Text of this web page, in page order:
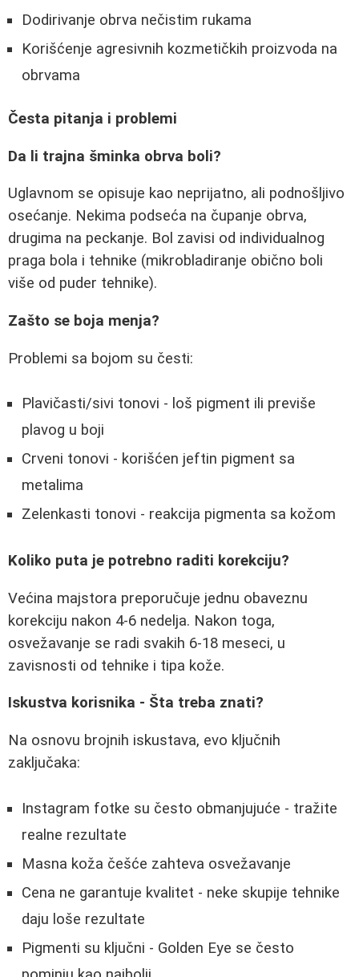
Dodirivanje obrva nečistim rukama
Korišćenje agresivnih kozmetičkih proizvoda na
obrvama
Česta pitanja i problemi
Da li trajna šminka obrva boli?
Uglavnom se opisuje kao neprijatno, ali podnošljivo
osećanje. Nekima podseća na čupanje obrva,
drugima na peckanje. Bol zavisi od individualnog
praga bola i tehnike (mikrobladiranje obično boli
više od puder tehnike).
Zašto se boja menja?
Problemi sa bojom su česti:
Plavičasti/sivi tonovi - loš pigment ili previše
plavog u boji
Crveni tonovi - korišćen jeftin pigment sa
metalima
Zelenkasti tonovi - reakcija pigmenta sa kožom
Koliko puta je potrebno raditi korekciju?
Većina majstora preporučuje jednu obaveznu
korekciju nakon 4-6 nedelja. Nakon toga,
osvežavanje se radi svakih 6-18 meseci, u
zavisnosti od tehnike i tipa kože.
Iskustva korisnika - Šta treba znati?
Na osnovu brojnih iskustava, evo ključnih
zaključaka:
Instagram fotke su često obmanjujuće - tražite
realne rezultate
Masna koža češće zahteva osvežavanje
Cena ne garantuje kvalitet - neke skupije tehnike
daju loše rezultate
Pigmenti su ključni - Golden Eye se često